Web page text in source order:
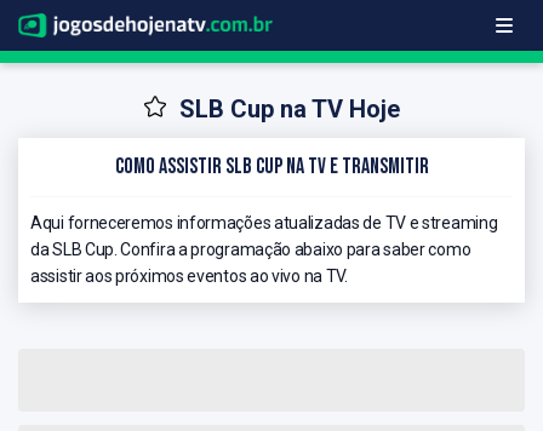
SLB Cup na TV Hoje
Como Assistir SLB Cup na TV e Transmitir
Aqui forneceremos informações atualizadas de TV e streaming
da SLB Cup. Confira a programação abaixo para saber como
assistir aos próximos eventos ao vivo na TV.